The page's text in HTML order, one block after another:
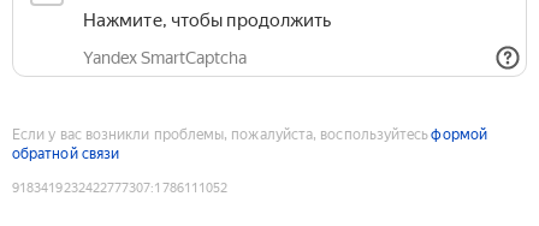
Нажмите, чтобы продолжить
Yandex SmartCaptcha
Если у вас возникли проблемы, пожалуйста, воспользуйтесьформой
обратной связи
9183419232422777307:1786111052